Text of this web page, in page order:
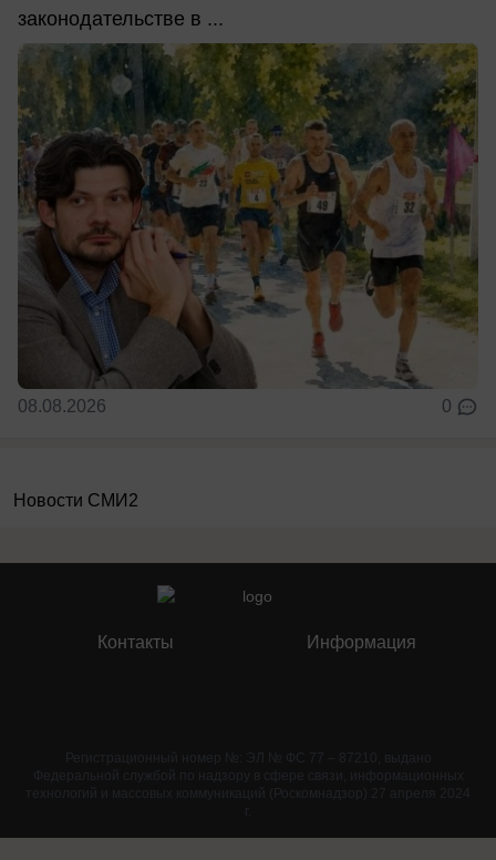
законодательстве в ...
08.08.2026 0
Новости СМИ2
Контакты Информация
Регистрационный номер №: ЭЛ № ФС 77 – 87210, выдано
Федеральной службой по надзору в сфере связи, информационных
технологий и массовых коммуникаций (Роскомнадзор) 27 апреля 2024